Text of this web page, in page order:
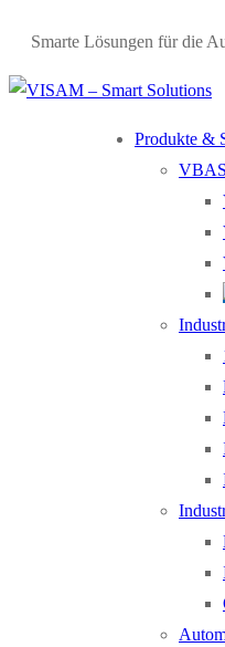
Smarte Lösungen für die
Produkte &